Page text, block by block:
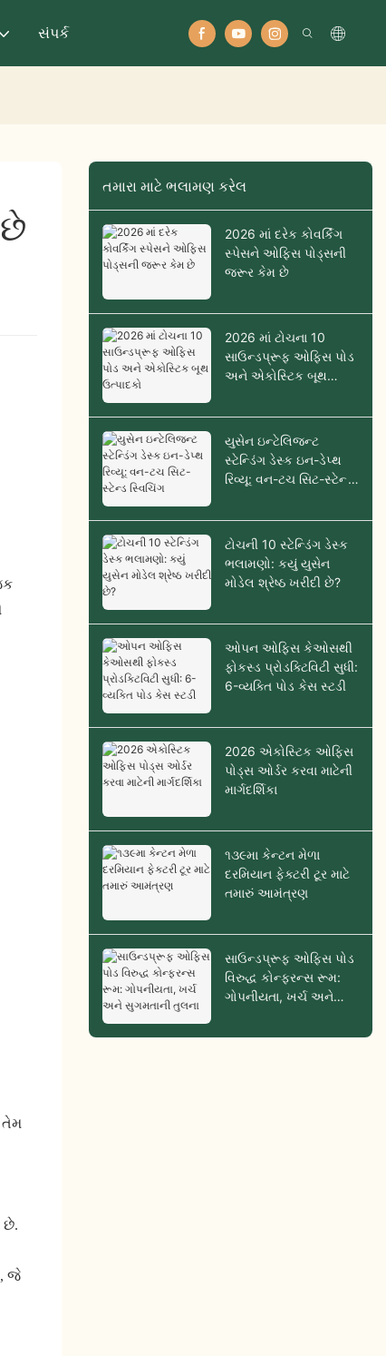
સંપર્ક
તેમ
છે.
જે
તમારા માટે ભલામણ કરેલ
2026 માં દરેક કોવર્કિંગ
સ્પેસને ઓફિસ પોડ્સની
જરૂર કેમ છે
2026 માં ટોચના 10
સાઉન્ડપ્રૂફ ઓફિસ પોડ
અને એકોસ્ટિક બૂથ
યુસેન ઇન્ટેલિજન્ટ
સ્ટેન્ડિંગ ડેસ્ક ઇન-ડેપ્થ
રિવ્યૂ: વન-ટચ સિટ-સ્ટેન્ડ
ટોચની 10 સ્ટેન્ડિંગ ડેસ્ક
ભલામણો: કયું યુસેન
મોડેલ શ્રેષ્ઠ ખરીદી છે?
ઓપન ઓફિસ કેઓસથી
ફોકસ્ડ પ્રોડક્ટિવિટી સુધી:
6-વ્યક્તિ પોડ કેસ સ્ટડી
2026 એકોસ્ટિક ઓફિસ
પોડ્સ ઓર્ડર કરવા માટેની
માર્ગદર્શિકા
૧૩૯મા કેન્ટન મેળા
દરમિયાન ફેક્ટરી ટૂર માટે
તમારું આમંત્રણ
સાઉન્ડપ્રૂફ ઓફિસ પોડ
વિરુદ્ધ કોન્ફરન્સ રૂમ:
ગોપનીયતા, ખર્ચ અને